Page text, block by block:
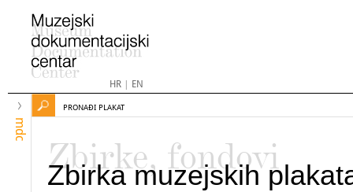
HR| EN
mdc
PRONAĐI PLAKAT
Zbirke, fondovi
Zbirka muzejskih